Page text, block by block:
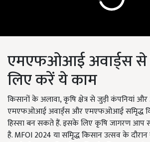
एमएफओआई अवार्ड्स
लिए करें ये काम
किसानों के अलावा, कृषि क्षेत्र से जुड़ी कंपनियां
एमएफओआई अवार्ड्स और एमएफओआई समृिद्ध
हिस्सा बन सकते हैं. इसके लिए कृषि जागरण आप
है. MFOI 2024 या समृिद्ध किसान उत्सव के